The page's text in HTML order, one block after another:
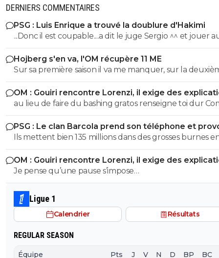
DERNIERS COMMENTAIRES
PSG : Luis Enrique a trouvé la doublure d'Hakimi
...Donc il est coupable....a dit le juge Sergio ^^ et jouer
n'arrange pas son cas on sait :)
Hojberg s'en va, l'OM récupère 11 ME
Sur sa première saison il va me manquer, sur la
très peu !
OM : Gouiri rencontre Lorenzi, il exige des
au lieu de faire du bashing gratos renseigne toi dur
c'est le nouveau riche oralien ils vont nouer la cL etc
progresse chaque saison
PSG : Le clan Barcola prend son téléphone et
un séisme
Ils mettent bien 135 millions dans des grosses burnes
donc pourquoi le PSG devrait pas faire pareil ?
OM : Gouiri rencontre Lorenzi, il exige des
Je pense qu’une pause s’impose…
Ligue 1
Calendrier Résultats
REGULAR SEASON
Équipe Pts J V N D BP BC